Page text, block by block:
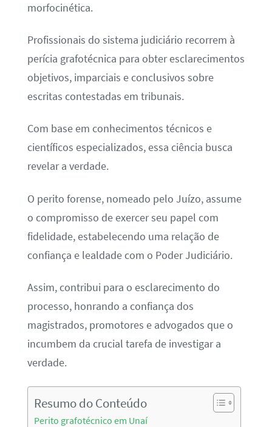
morfocinética.
Profissionais do sistema judiciário recorrem à
perícia grafotécnica para obter esclarecimentos
objetivos, imparciais e conclusivos sobre
escritas contestadas em tribunais.
Com base em conhecimentos técnicos e
científicos especializados, essa ciência busca
revelar a verdade.
O perito forense, nomeado pelo Juízo, assume
o compromisso de exercer seu papel com
fidelidade, estabelecendo uma relação de
confiança e lealdade com o Poder Judiciário.
Assim, contribui para o esclarecimento do
processo, honrando a confiança dos
magistrados, promotores e advogados que o
incumbem da crucial tarefa de investigar a
verdade.
Resumo do Conteúdo
Perito grafotécnico em Unaí